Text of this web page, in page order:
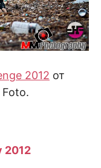
2012 от
2012